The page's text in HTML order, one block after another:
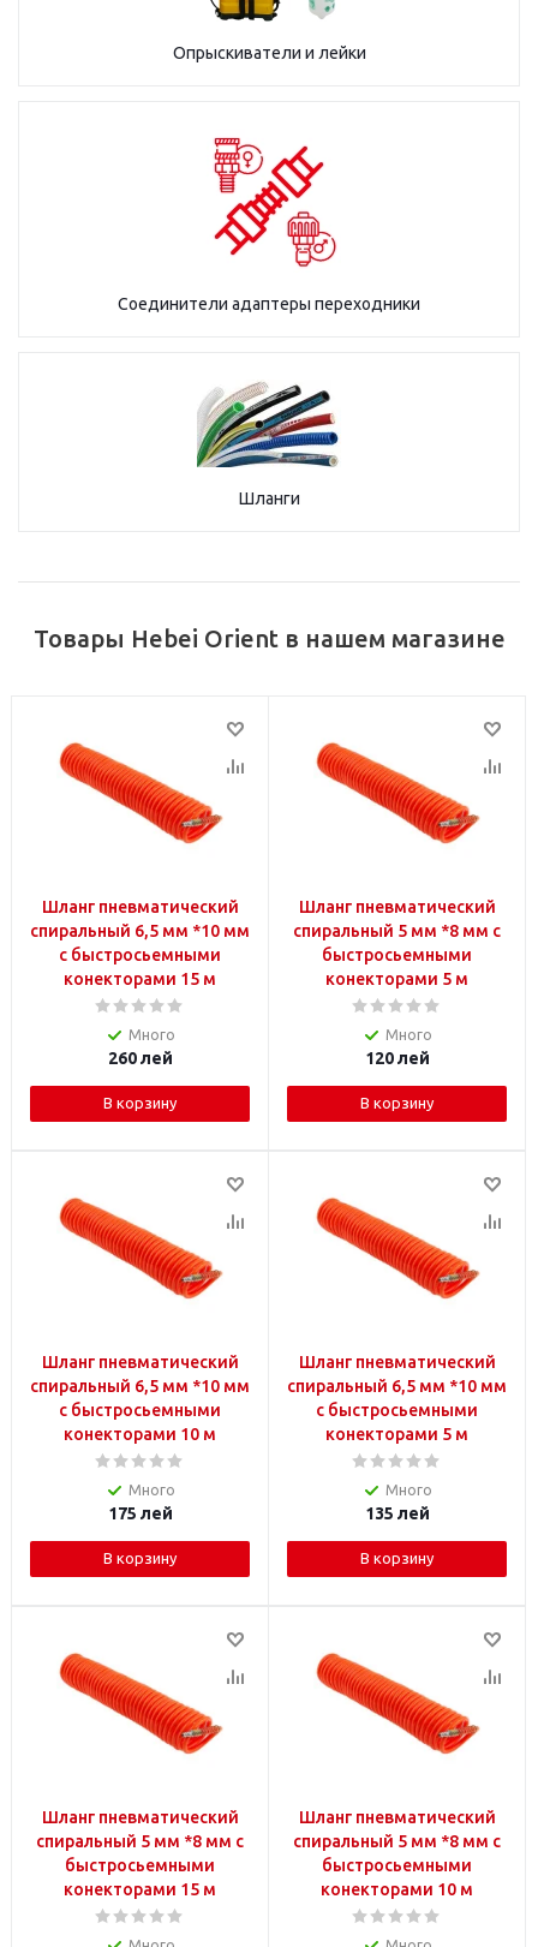
Опрыскиватели и лейки
Соединители адаптеры переходники
Шланги
Товары Hebei Orient в нашем магазине
Шланг пневматический
спиральный 6,5 мм *10 мм
с быстросьемными
конекторами 15 м
Много
260лей
В корзину
Шланг пневматический
спиральный 5 мм *8 мм с
быстросьемными
конекторами 5 м
Много
120лей
В корзину
Шланг пневматический
спиральный 6,5 мм *10 мм
с быстросьемными
конекторами 10 м
Много
175 лей
В корзину
Шланг пневматический
спиральный 6,5 мм *10 мм
с быстросьемными
конекторами 5 м
Много
135 лей
В корзину
Шланг пневматический
спиральный 5 мм *8 мм с
быстросьемными
конекторами 15 м
Шланг пневматический
спиральный 5 мм *8 мм с
быстросьемными
конекторами 10 м